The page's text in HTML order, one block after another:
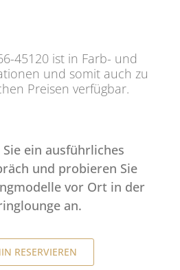
45120 ist in Farb- und
und somit auch zu
Preisen verfügbar.
ein ausführliches
und probieren Sie
vor Ort in der
an.
RESERVIEREN